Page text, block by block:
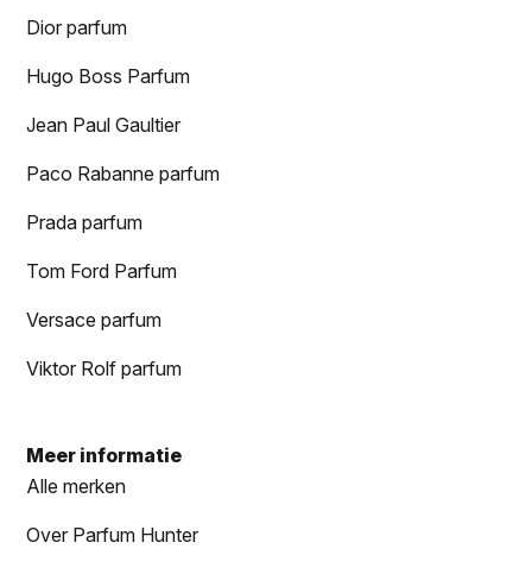
Dior parfum
Hugo Boss Parfum
Jean Paul Gaultier
Paco Rabanne parfum
Prada parfum
Tom Ford Parfum
Versace parfum
Viktor Rolf parfum
Meer informatie
Alle merken
Over Parfum Hunter